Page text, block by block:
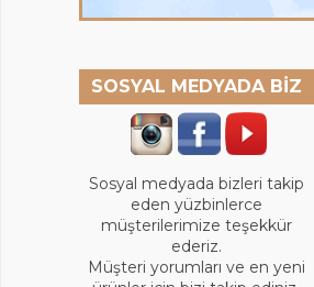
SOSYAL MEDYADA BİZ
Sosyal medyada bizleri takip
eden yüzbinlerce
müşterilerimize teşekkür
ederiz.
Müşteri yorumları ve en yeni